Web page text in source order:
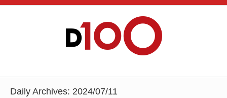
Daily Archives: 2024/07/11